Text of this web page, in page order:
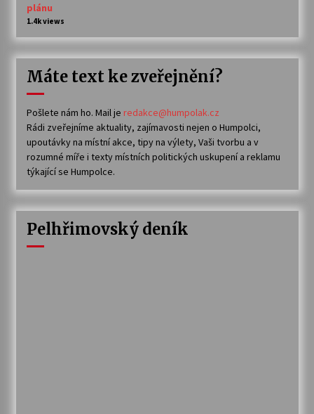
plánu
1.4k views
Máte text ke zveřejnění?
Pošlete nám ho. Mail je redakce@humpolak.cz
Rádi zveřejníme aktuality, zajímavosti nejen o Humpolci,
upoutávky na místní akce, tipy na výlety, Vaši tvorbu a v
rozumné míře i texty místních politických uskupení a reklamu
týkající se Humpolce.
Pelhřimovský deník